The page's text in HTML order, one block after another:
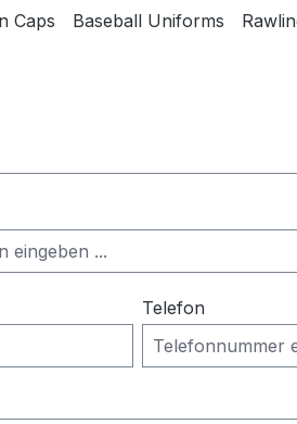
Caps Baseball Uniforms
Telefon